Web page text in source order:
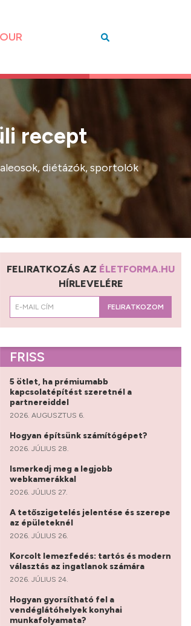
recept
diétázók, sportolók
FELIRATKOZÁS AZ ÉLETFORMA.HU
HÍRLEVELÉRE
FELIRATKOZOM
FRISS
5 ötlet, ha prémiumabb
kapcsolatépítést szeretnél a
partnereiddel
2026. AUGUSZTUS 6.
Hogyan építsünk számítógépet?
2026. JÚLIUS 28.
Ismerkedj meg a legjobb
webkamerákkal
2026. JÚLIUS 27.
A tetőszigetelés jelentése és szerepe
az épületeknél
2026. JÚLIUS 26.
Korcolt lemezfedés: tartós és modern
választás az ingatlanok számára
2026. JÚLIUS 24.
Hogyan gyorsítható fel a
vendéglátóhelyek konyhai
munkafolyamata?